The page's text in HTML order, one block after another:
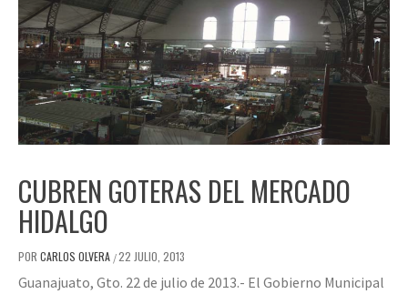
CUBREN GOTERAS DEL MERCADO
HIDALGO
POR CARLOS OLVERA /22 JULIO, 2013
Guanajuato, Gto. 22 de julio de 2013.- El Gobierno Municipal